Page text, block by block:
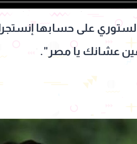
على حسابها
عشانك يا مصر".